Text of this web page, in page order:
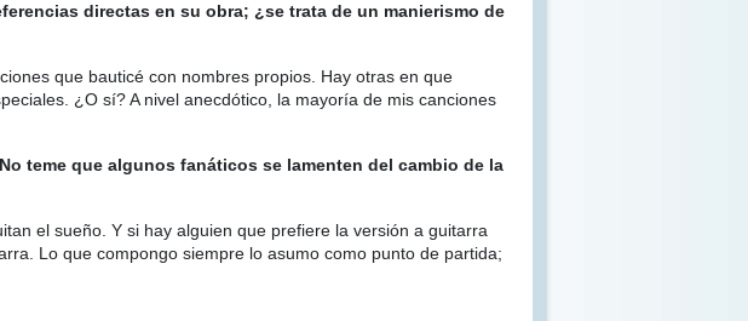
directas en su obra; ¿se trata de un manierismo de
que bauticé con nombres propios. Hay otras en que
¿O sí? A nivel anecdótico, la mayoría de mis canciones
teme que algunos fanáticos se lamenten del cambio de la
el sueño. Y si hay alguien que prefiere la versión a guitarra
Lo que compongo siempre lo asumo como punto de partida;